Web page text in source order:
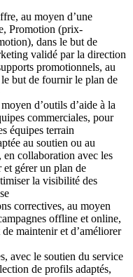
au moyen d’une
Promotion (prix-
dans le but de
validé par la direction
promotionnels, au
but de fournir le plan de
d’outils d’aide à la
commerciales, pour
équipes terrain
au soutien ou au
en collaboration avec les
et gérer un plan de
la visibilité des
correctives, au moyen
offline et online,
maintenir et d’améliorer
avec le soutien du service
de profils adaptés,